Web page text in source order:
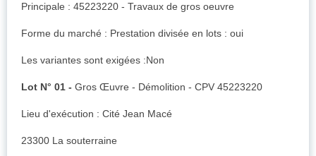
Principale : 45223220 - Travaux de gros oeuvre
Forme du marché : Prestation divisée en lots : oui
Les variantes sont exigées :Non
Lot N° 01 - Gros Œuvre - Démolition - CPV 45223220
Lieu d'exécution : Cité Jean Macé
23300 La souterraine